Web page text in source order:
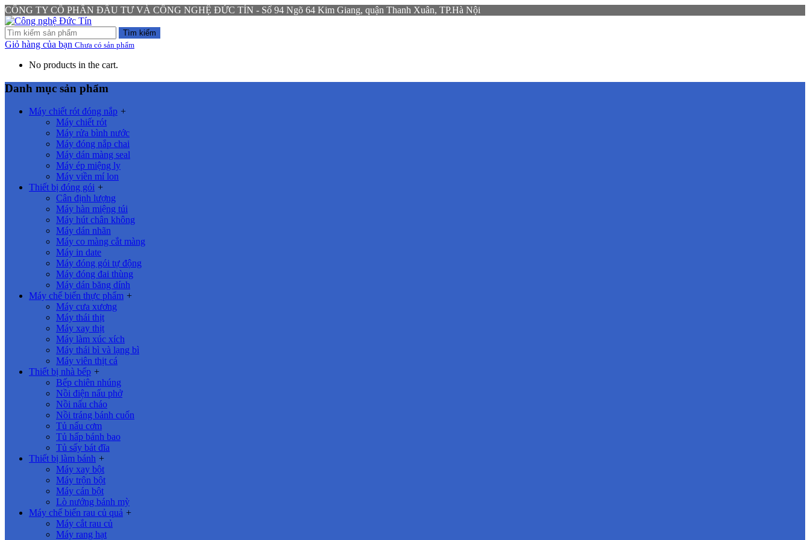
CÔNG TY CỔ PHẦN ĐẦU TƯ VÀ CÔNG NGHỆ ĐỨC TÍN - Số 94 Ngõ 64 Kim Giang, quận Thanh Xuân, TP.Hà Nội
Tìm kiếm
Giỏ hàng của bạn Chưa có sản phẩm
No products in the cart.
Danh mục sản phẩm
Máy chiết rót đóng nắp +
Máy chiết rót
Máy rửa bình nước
Máy đóng nắp chai
Máy dán màng seal
Máy ép miệng ly
Máy viền mí lon
Thiết bị đóng gói +
Cân định lượng
Máy hàn miệng túi
Máy hút chân không
Máy dán nhãn
Máy co màng cắt màng
Máy in date
Máy đóng gói tự động
Máy đóng đai thùng
Máy dán băng dính
Máy chế biến thực phẩm +
Máy cưa xương
Máy thái thịt
Máy xay thịt
Máy làm xúc xích
Máy thái bì và lạng bì
Máy viên thịt cá
Thiết bị nhà bếp +
Bếp chiên nhúng
Nồi điện nấu phở
Nồi nấu cháo
Nồi tráng bánh cuốn
Tủ nấu cơm
Tủ hấp bánh bao
Tủ sấy bát đĩa
Thiết bị làm bánh +
Máy xay bột
Máy trộn bột
Máy cán bột
Lò nướng bánh mỳ
Máy chế biến rau củ quả +
Máy cắt rau củ
Máy rang hạt